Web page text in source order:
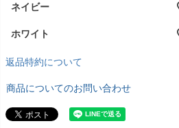
ネイビー
ホワイト
返品特約について
商品についてのお問い合わせ